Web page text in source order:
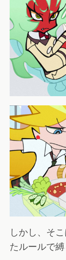
しかし、そ
たルールで縛